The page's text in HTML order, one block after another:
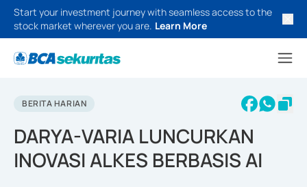
Start your investment journey with seamless access to the
stock market wherever you are. Learn More
BERITA HARIAN
DARYA-VARIA LUNCURKAN
INOVASI ALKES BERBASIS AI